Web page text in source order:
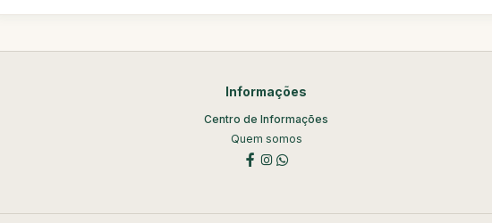
Informações
Centro de Informações
Quem somos